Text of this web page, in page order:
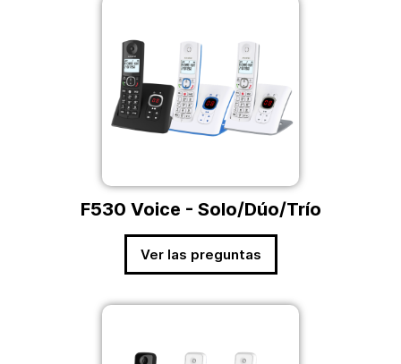
F530 Voice - Solo/Dúo/Trío
Ver las preguntas